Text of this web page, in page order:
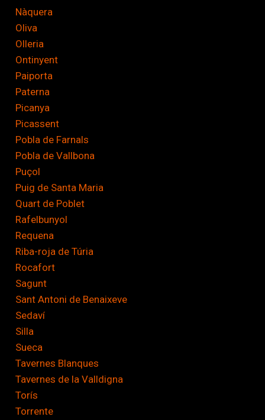
Nàquera
Oliva
Olleria
Ontinyent
Paiporta
Paterna
Picanya
Picassent
Pobla de Farnals
Pobla de Vallbona
Puçol
Puig de Santa Maria
Quart de Poblet
Rafelbunyol
Requena
Riba-roja de Túria
Rocafort
Sagunt
Sant Antoni de Benaixeve
Sedaví
Silla
Sueca
Tavernes Blanques
Tavernes de la Valldigna
Torís
Torrente